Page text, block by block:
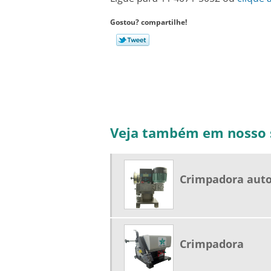
Gostou? compartilhe!
Veja também em nosso
Crimpadora
Crimpadora